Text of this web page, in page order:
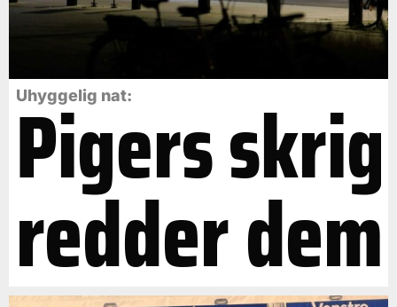
Uhyggelig nat:
Pigers skrig
redder dem